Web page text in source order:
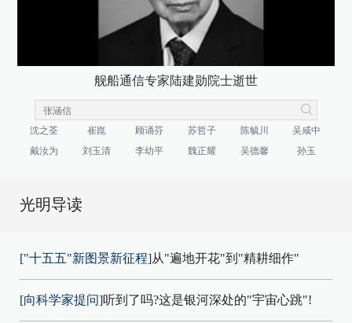
舰船通信专家陆建勋院士逝世
沈之荃 崔崑 顾诵芬 苏哲子 陈毓川
吴咸中
戴汝为
刘玉清 李幼平 魏正耀 吴德馨 孙玉
光明导读
["十五五"新图景新征程]从"遍地开花"到"精耕细作"
[向科学家提问]听到了吗?这是银河深处的"宇宙心跳"!